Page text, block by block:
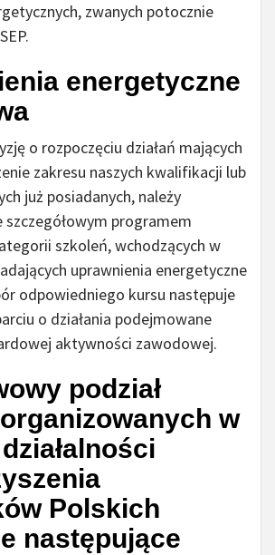
zwanych potocznie
energetyczne
o rozpoczęciu działań mających
zakresu naszych kwalifikacji lub
już posiadanych, należy
szczegółowym programem
szkoleń, wchodzących w
uprawnienia energetyczne
odpowiedniego kursu następuje
o działania podejmowane
aktywności zawodowej.
podział
w
Polskich
następujące